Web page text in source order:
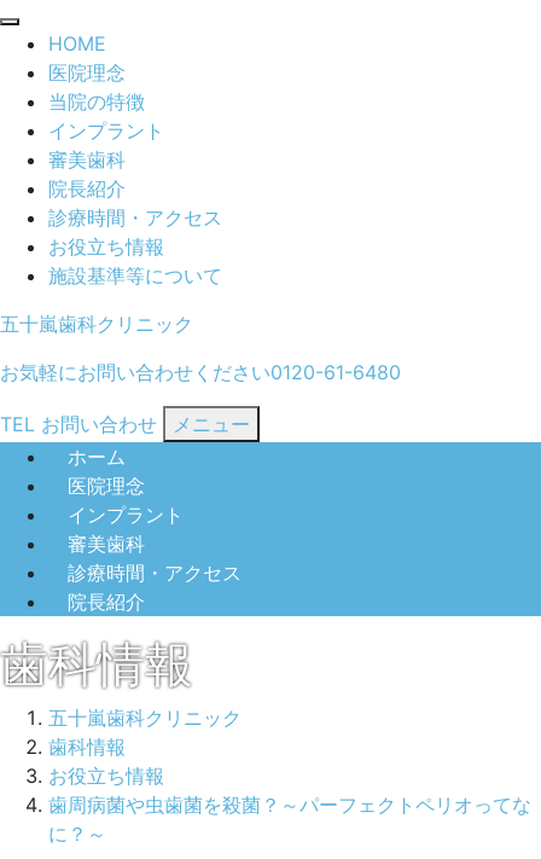
HOME
医院理念
当院の特徴
インプラント
審美歯科
院長紹介
診療時間・アクセス
お役立ち情報
施設基準等について
五十嵐歯科クリニック
お気軽にお問い合わせください0120-61-6480
TEL お問い合わせ
メニュー
ホーム
医院理念
インプラント
審美歯科
診療時間・アクセス
院長紹介
歯科情報
五十嵐歯科クリニック
歯科情報
お役立ち情報
歯周病菌や虫歯菌を殺菌？～パーフェクトペリオってな
に？～